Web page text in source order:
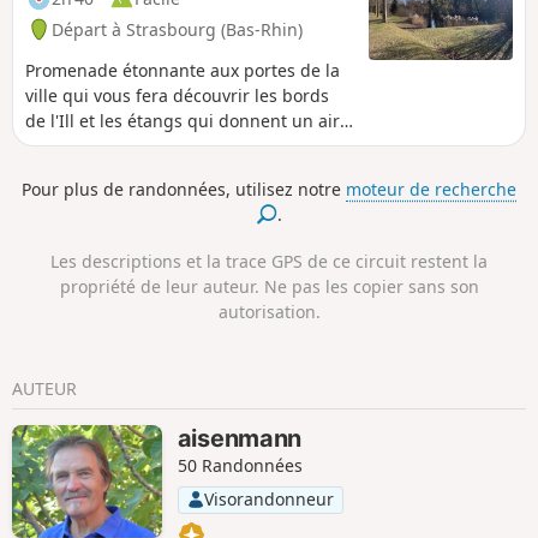
Départ à Strasbourg (Bas-Rhin)
Promenade étonnante aux portes de la
ville qui vous fera découvrir les bords
de l'Ill et les étangs qui donnent un air
de nature sauvage à ce coin urbain. On
passereaux, oies et mouettes) mais
aussi des traces de castors. Promenade
doute plus agréable en été et par temps
sec (sentiers facilement boueux par
endroit). On peut y aller et en revenir
Pour plus de randonnées, utilisez notre moteur de recherche
.
Les descriptions et la trace GPS de ce circuit restent la
propriété de leur auteur. Ne pas les copier sans son
autorisation.
AUTEUR
aisenmann
50 Randonnées
Visorandonneur